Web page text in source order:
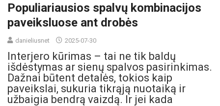
Populiariausios spalvų kombinacijos
paveiksluose ant drobės
danieliusnet 2025-07-30
Interjero kūrimas – tai ne tik baldų
išdėstymas ar sienų spalvos pasirinkimas.
Dažnai būtent detalės, tokios kaip
paveikslai, sukuria tikrąją nuotaiką ir
užbaigia bendrą vaizdą. Ir jei kada